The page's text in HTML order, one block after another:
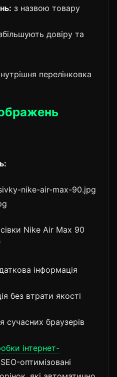
з назвою товару
довіру та
перелінковка
nike-air-max-90.jpg
Nike Air Max 90
інформація
без втрати якості
сучасних браузерів
інтернет-
оптимізовані